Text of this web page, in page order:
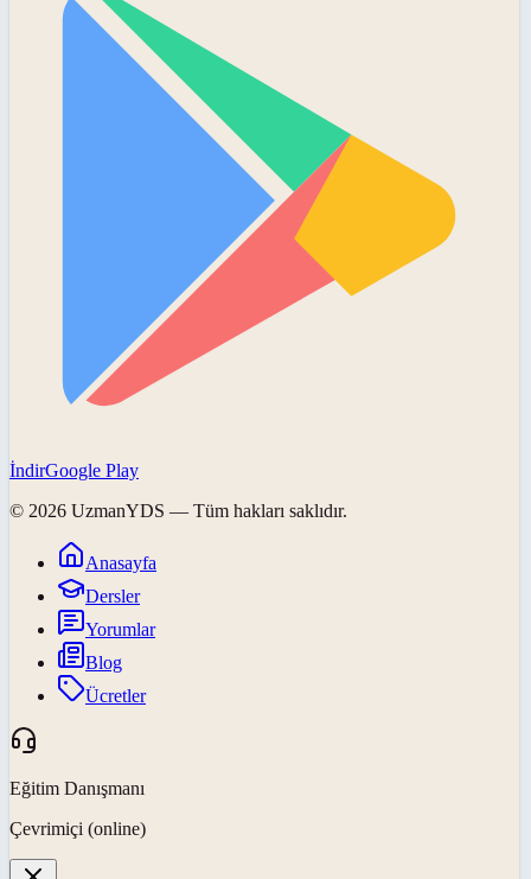
İndirGoogle Play
© 2026 UzmanYDS — Tüm hakları saklıdır.
Anasayfa
Dersler
Yorumlar
Blog
Ücretler
Eğitim Danışmanı
Çevrimiçi (online)